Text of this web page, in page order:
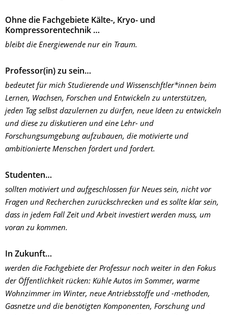
Ohne die Fachgebiete Kälte-, Kryo- und
Kompressorentechnik …
bleibt die Energiewende nur ein Traum.
Professor(in) zu sein…
bedeutet für mich Studierende und Wissenschftler*innen beim
Lernen, Wachsen, Forschen und Entwickeln zu unterstützen,
jeden Tag selbst dazulernen zu dürfen, neue Ideen zu entwickeln
und diese zu diskutieren und eine Lehr- und
Forschungsumgebung aufzubauen, die motivierte und
ambitionierte Menschen fördert und fordert.
Studenten…
sollten motiviert und aufgeschlossen für Neues sein, nicht vor
Fragen und Recherchen zurückschrecken und es sollte klar sein,
dass in jedem Fall Zeit und Arbeit investiert werden muss, um
voran zu kommen.
In Zukunft…
werden die Fachgebiete der Professur noch weiter in den Fokus
der Öffentlichkeit rücken: Kühle Autos im Sommer, warme
Wohnzimmer im Winter, neue Antriebsstoffe und -methoden,
Gasnetze und die benötigten Komponenten, Forschung und